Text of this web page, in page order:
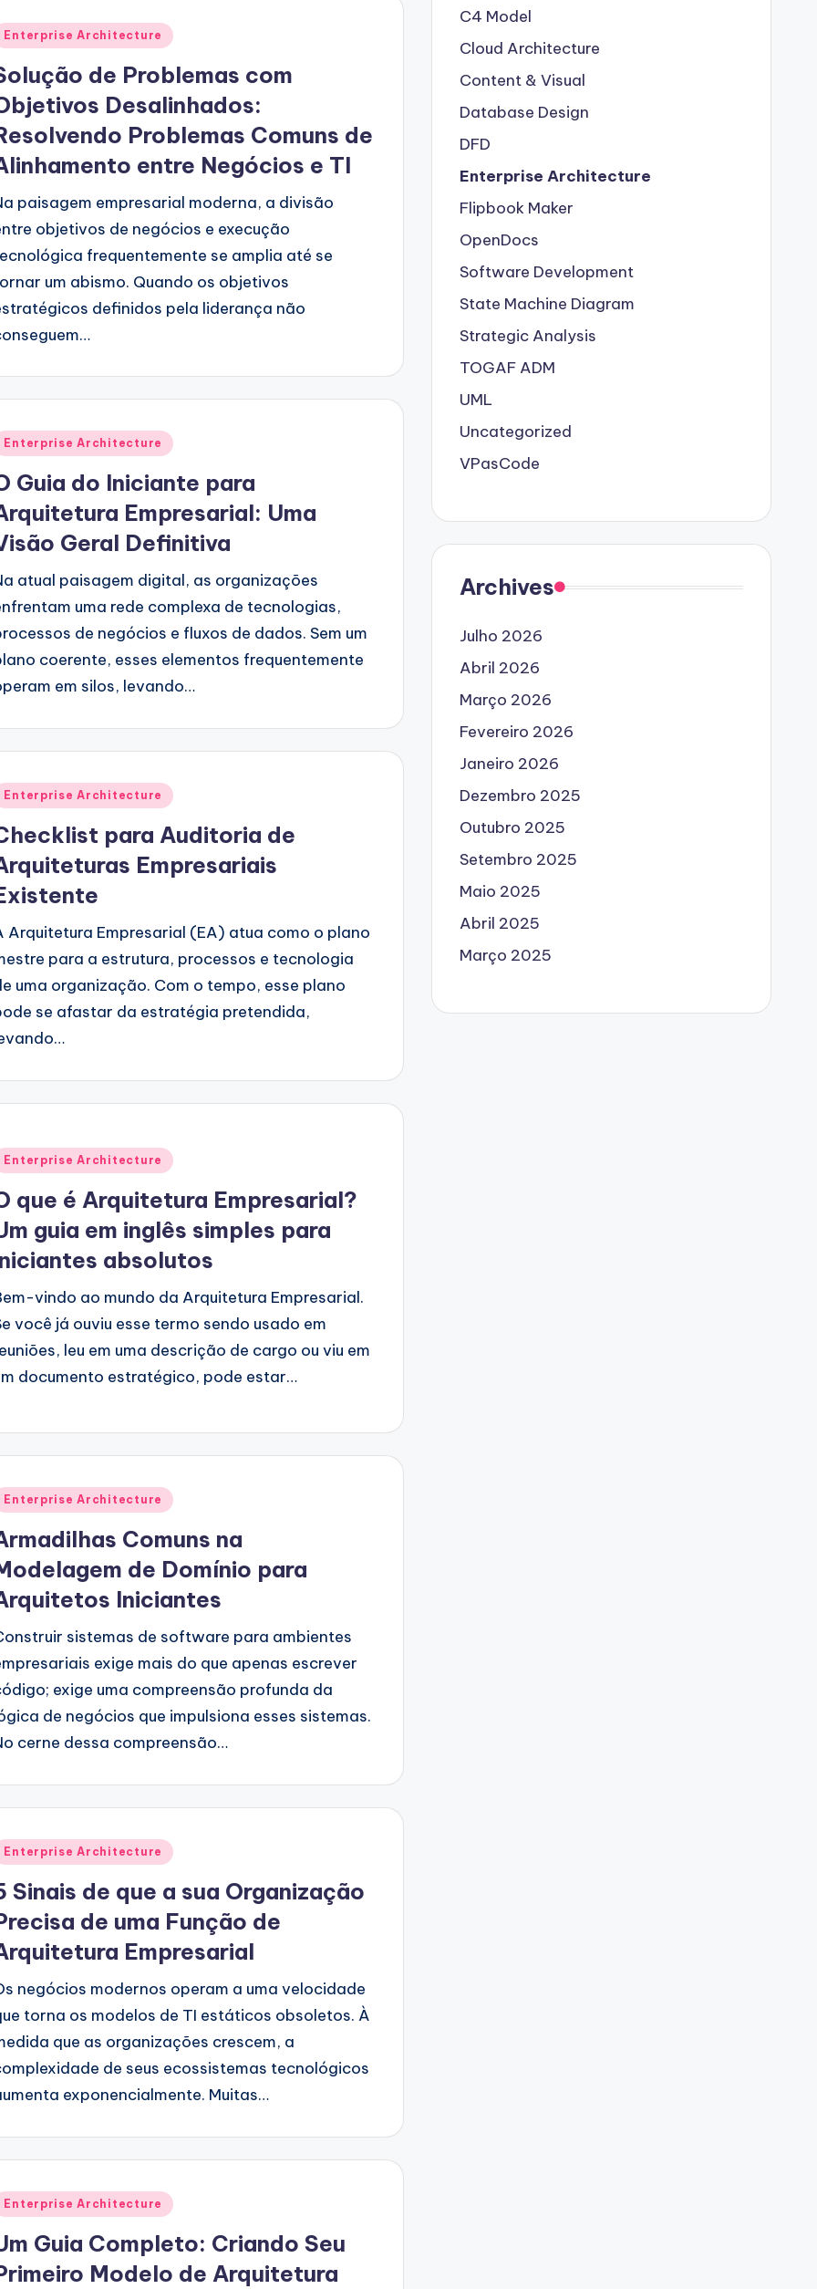
Enterprise Architecture
de Problemas com
Desalinhados:
Problemas Comuns de
entre Negócios e TI
paisagem empresarial moderna, a divisão
objetivos de negócios e execução
frequentemente se amplia até se
um abismo. Quando os objetivos
definidos pela liderança não
Enterprise Architecture
Guia do Iniciante para
Empresarial: Uma
Geral Definitiva
atual paisagem digital, as organizações
uma rede complexa de tecnologias,
de negócios e fluxos de dados. Sem um
coerente, esses elementos frequentemente
em silos, levando…
Enterprise Architecture
para Auditoria de
Empresariais
Arquitetura Empresarial (EA) atua como o plano
para a estrutura, processos e tecnologia
uma organização. Com o tempo, esse plano
se afastar da estratégia pretendida,
Enterprise Architecture
que é Arquitetura Empresarial?
guia em inglês simples para
absolutos
vindo ao mundo da Arquitetura Empresarial.
você já ouviu esse termo sendo usado em
leu em uma descrição de cargo ou viu em
documento estratégico, pode estar…
Enterprise Architecture
Comuns na
de Domínio para
Iniciantes
sistemas de software para ambientes
exige mais do que apenas escrever
exige uma compreensão profunda da
de negócios que impulsiona esses sistemas.
cerne dessa compreensão…
Enterprise Architecture
Sinais de que a sua Organização
de uma Função de
Empresarial
negócios modernos operam a uma velocidade
torna os modelos de TI estáticos obsoletos. À
que as organizações crescem, a
de seus ecossistemas tecnológicos
exponencialmente. Muitas…
Enterprise Architecture
Guia Completo: Criando Seu
Modelo de Arquitetura
C4 Model
Cloud Architecture
Content & Visual
Database Design
DFD
Enterprise Architecture
Flipbook Maker
OpenDocs
Software Development
State Machine Diagram
Strategic Analysis
TOGAF ADM
UML
Uncategorized
VPasCode
Archives
Julho 2026
Abril 2026
Março 2026
Fevereiro 2026
Janeiro 2026
Dezembro 2025
Outubro 2025
Setembro 2025
Maio 2025
Abril 2025
Março 2025